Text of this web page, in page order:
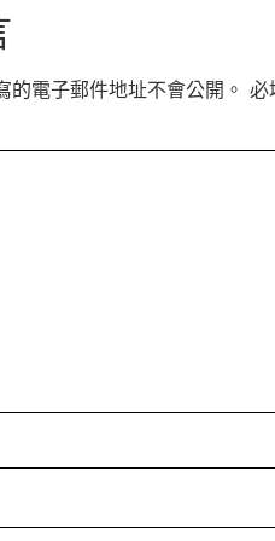
的電子郵件地址不會公開。 必